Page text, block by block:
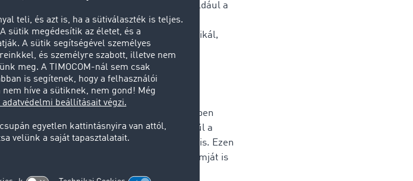
a fuvarozó cégeknek kínálnak, ha például a
összekötik egy fuvarbörzével.
amely egy fuvarbörzével kommunikál,
érhetnék el.
felkészült erre a jövőképre – ami
járművek kezelésére. Tulajdonképpen
TimoCom-on. A fuvarozási platformon belül a
és a tenderkiírási platformmal is. Ezen
az Ön egyéni szállítmányozási programját is